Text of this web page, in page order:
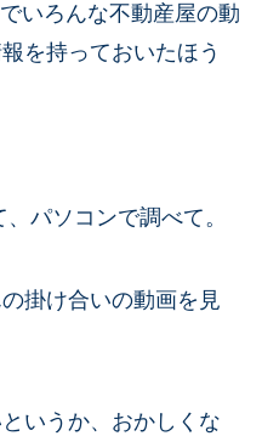
いろんな不動産屋の動
を持っておいたほう
パソコンで調べて。
掛け合いの動画を見
いうか、おかしくな